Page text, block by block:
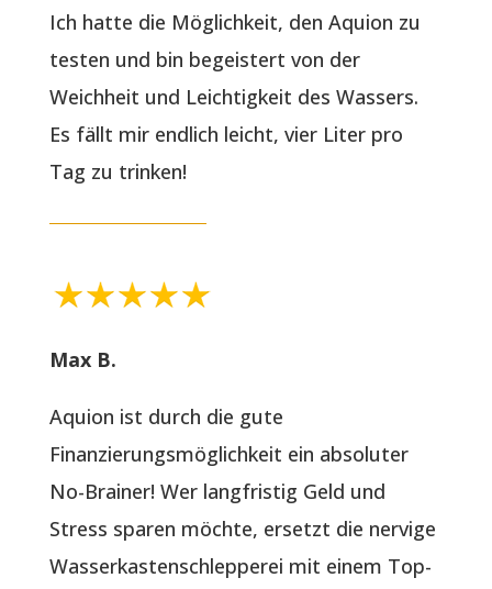
Ich hatte die Möglichkeit, den Aquion zu
testen und bin begeistert von der
Weichheit und Leichtigkeit des Wassers.
Es fällt mir endlich leicht, vier Liter pro
Tag zu trinken!
Max B.
Aquion ist durch die gute
Finanzierungsmöglichkeit ein absoluter
No-Brainer! Wer langfristig Geld und
Stress sparen möchte, ersetzt die nervige
Wasserkastenschlepperei mit einem Top-